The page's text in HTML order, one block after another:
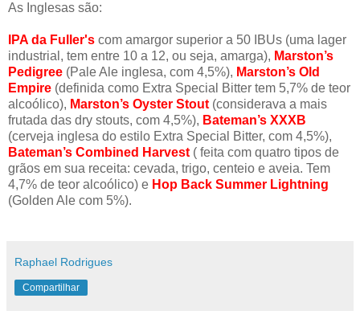
As Inglesas são:
IPA da Fuller's com amargor superior a 50 IBUs (uma lager
industrial, tem entre 10 a 12, ou seja, amarga), Marston’s
Pedigree (Pale Ale inglesa, com 4,5%), Marston’s Old
Empire (definida como Extra Special Bitter tem 5,7% de teor
alcoólico), Marston’s Oyster Stout (considerava a mais
frutada das dry stouts, com 4,5%), Bateman’s XXXB
(cerveja inglesa do estilo Extra Special Bitter, com 4,5%),
Bateman’s Combined Harvest ( feita com quatro tipos de
grãos em sua receita: cevada, trigo, centeio e aveia. Tem
4,7% de teor alcoólico) e Hop Back Summer Lightning
(Golden Ale com 5%).
Raphael Rodrigues
Compartilhar